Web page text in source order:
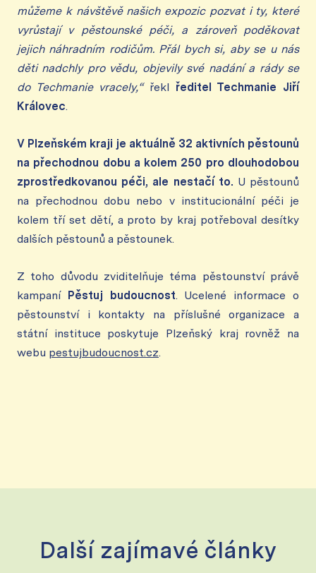
můžeme k návštěvě našich expozic pozvat i ty, které
vyrůstají v pěstounské péči, a zároveň poděkovat
jejich náhradním rodičům. Přál bych si, aby se u nás
děti nadchly pro vědu, objevily své nadání a rády se
do Techmanie vracely,“řekl ředitel Techmanie Jiří
Královec.
V Plzeňském kraji je aktuálně 32 aktivních pěstounů
na přechodnou dobu a kolem 250 pro dlouhodobou
zprostředkovanou péči, ale nestačí to. U pěstounů
na přechodnou dobu nebo v institucionální péči je
kolem tří set dětí, a proto by kraj potřeboval desítky
dalších pěstounů a pěstounek.
Z toho důvodu zviditelňuje téma pěstounství právě
kampaní Pěstuj budoucnost. Ucelené informace o
pěstounství i kontakty na příslušné organizace a
státní instituce poskytuje Plzeňský kraj rovněž na
webu pestujbudoucnost.cz.
Další zajímavé články